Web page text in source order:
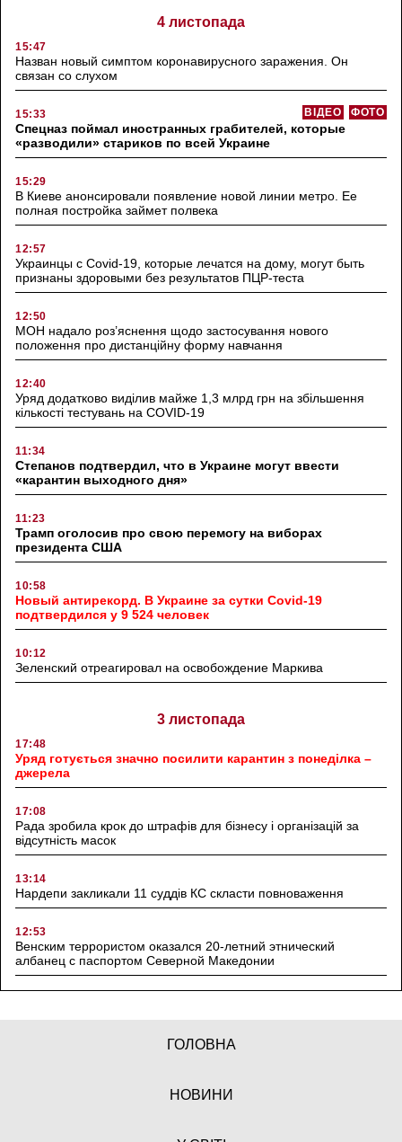
4 листопада
15:47
Назван новый симптом коронавирусного заражения. Он
связан со слухом
15:33 ФОТО
ВІДЕО
Спецназ поймал иностранных грабителей, которые
«разводили» стариков по всей Украине
15:29
В Киеве анонсировали появление новой линии метро. Ее
полная постройка займет полвека
12:57
Украинцы с Covid-19, которые лечатся на дому, могут быть
признаны здоровыми без результатов ПЦР-теста
12:50
МОН надало роз’яснення щодо застосування нового
положення про дистанційну форму навчання
12:40
Уряд додатково виділив майже 1,3 млрд грн на збільшення
кількості тестувань на COVID-19
11:34
Степанов подтвердил, что в Украине могут ввести
«карантин выходного дня»
11:23
Трамп оголосив про свою перемогу на виборах
президента США
10:58
Новый антирекорд. В Украине за сутки Covid-19
подтвердился у 9 524 человек
10:12
Зеленский отреагировал на освобождение Маркива
3 листопада
17:48
Уряд готується значно посилити карантин з понеділка –
джерела
17:08
Рада зробила крок до штрафів для бізнесу і організацій за
відсутність масок
13:14
Нардепи закликали 11 суддів КС скласти повноваження
12:53
Венским террористом оказался 20-летний этнический
албанец с паспортом Северной Македонии
ГОЛОВНА
НОВИНИ